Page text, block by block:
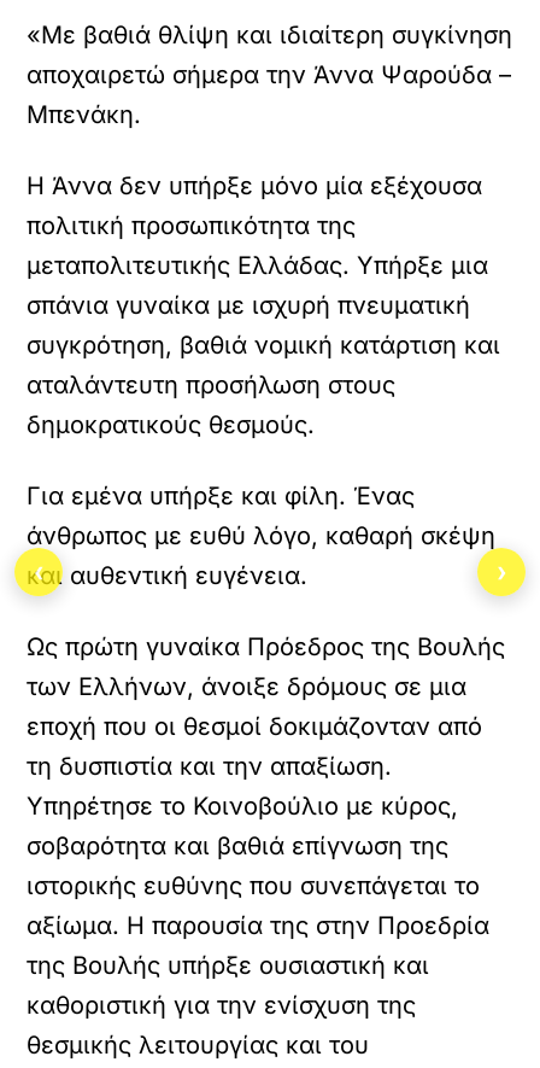
«Με βαθιά θλίψη και ιδιαίτερη συγκίνηση
αποχαιρετώ σήμερα την Άννα Ψαρούδα –
Μπενάκη.
Η Άννα δεν υπήρξε μόνο μία εξέχουσα
πολιτική προσωπικότητα της
μεταπολιτευτικής Ελλάδας. Υπήρξε μια
σπάνια γυναίκα με ισχυρή πνευματική
συγκρότηση, βαθιά νομική κατάρτιση και
αταλάντευτη προσήλωση στους
δημοκρατικούς θεσμούς.
Για εμένα υπήρξε και φίλη. Ένας
άνθρωπος με ευθύ λόγο, καθαρή σκέψη
και αυθεντική ευγένεια.
Ως πρώτη γυναίκα Πρόεδρος της Βουλής
των Ελλήνων, άνοιξε δρόμους σε μια
εποχή που οι θεσμοί δοκιμάζονταν από
τη δυσπιστία και την απαξίωση.
Υπηρέτησε το Κοινοβούλιο με κύρος,
σοβαρότητα και βαθιά επίγνωση της
ιστορικής ευθύνης που συνεπάγεται το
αξίωμα. Η παρουσία της στην Προεδρία
της Βουλής υπήρξε ουσιαστική και
καθοριστική για την ενίσχυση της
θεσμικής λειτουργίας και του
‹ ›